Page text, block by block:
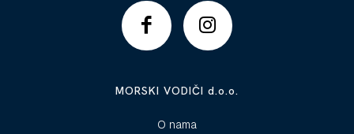
MORSKI VODIČI d.o.o.
O nama